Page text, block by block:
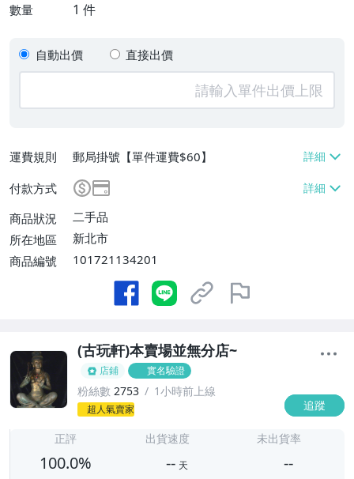
數量 1 件
自動出價 直接出價
運費規則
郵局掛號【單件運費$60】
付款方式
商品狀況
二手品
所在地區
新北市
商品編號
101721134201
(古玩軒)本賣場並無分店~
店鋪 實名驗證
粉絲數 2753 1小時前上線
超人氣賣家 追蹤
正評
100.0%
出貨速度
-- 天
未出貨率
--